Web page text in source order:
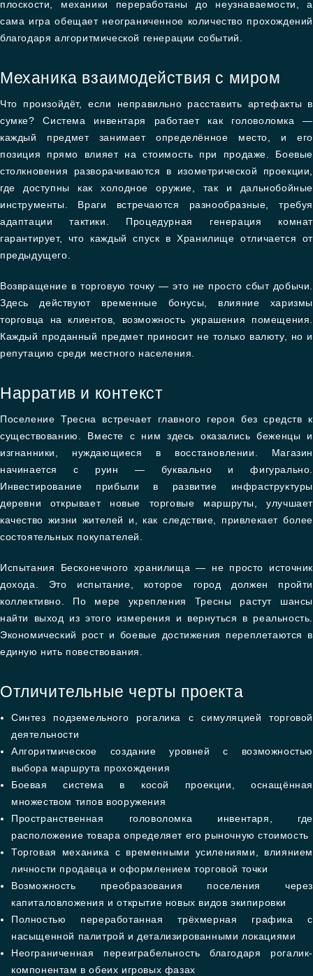
плоскости, механики переработаны до неузнаваемости, а
сама игра обещает неограниченное количество прохождений
благодаря алгоритмической генерации событий.
Механика взаимодействия с миром
Что произойдёт, если неправильно расставить артефакты в
сумке? Система инвентаря работает как головоломка —
каждый предмет занимает определённое место, и его
позиция прямо влияет на стоимость при продаже. Боевые
столкновения разворачиваются в изометрической проекции,
где доступны как холодное оружие, так и дальнобойные
инструменты. Враги встречаются разнообразные, требуя
адаптации тактики. Процедурная генерация комнат
гарантирует, что каждый спуск в Хранилище отличается от
предыдущего.
Возвращение в торговую точку — это не просто сбыт добычи.
Здесь действуют временные бонусы, влияние харизмы
торговца на клиентов, возможность украшения помещения.
Каждый проданный предмет приносит не только валюту, но и
репутацию среди местного населения.
Нарратив и контекст
Поселение Тресна встречает главного героя без средств к
существованию. Вместе с ним здесь оказались беженцы и
изгнанники, нуждающиеся в восстановлении. Магазин
начинается с руин — буквально и фигурально.
Инвестирование прибыли в развитие инфраструктуры
деревни открывает новые торговые маршруты, улучшает
качество жизни жителей и, как следствие, привлекает более
состоятельных покупателей.
Испытания Бесконечного хранилища — не просто источник
дохода. Это испытание, которое город должен пройти
коллективно. По мере укрепления Тресны растут шансы
найти выход из этого измерения и вернуться в реальность.
Экономический рост и боевые достижения переплетаются в
единую нить повествования.
Отличительные черты проекта
Синтез подземельного рогалика с симуляцией торговой
деятельности
Алгоритмическое создание уровней с возможностью
выбора маршрута прохождения
Боевая система в косой проекции, оснащённая
множеством типов вооружения
Пространственная головоломка инвентаря, где
расположение товара определяет его рыночную стоимость
Торговая механика с временными усилениями, влиянием
личности продавца и оформлением торговой точки
Возможность преобразования поселения через
капиталовложения и открытие новых видов экипировки
Полностью переработанная трёхмерная графика с
насыщенной палитрой и детализированными локациями
Неограниченная переиграбельность благодаря рогалик-
компонентам в обеих игровых фазах